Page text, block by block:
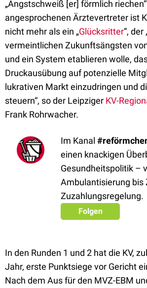
„Angstschweiß [er] förmlich
angesprochenen Ärztevertreter ist
nicht mehr als ein „Glücksritter“, der
vermeintlichen Zukunftsängsten
und ein System etablieren wolle,
Druckausübung auf potenzielle
lukrativen Markt einzudringen und
steuern“, so der Leipziger KV-
Frank Rohrwacher.
Im Kanal
einen knackigen
Gesundheitspolitik –
Ambulantisierung bis
Zuzahlungsregelung.
Folgen
In den Runden 1 und 2 hat die KV,
Jahr, erste Punktsiege vor Gericht
Nach dem Aus für den MVZ-EBM